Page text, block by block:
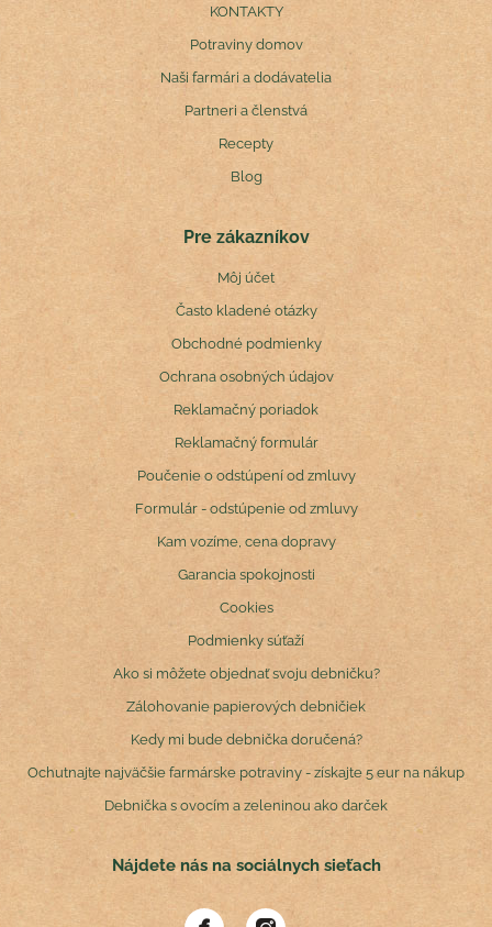
KONTAKTY
Potraviny domov
Naši farmári a dodávatelia
Partneri a členstvá
Recepty
Blog
Pre zákazníkov
Môj účet
Často kladené otázky
Obchodné podmienky
Ochrana osobných údajov
Reklamačný poriadok
Reklamačný formulár
Poučenie o odstúpení od zmluvy
Formulár - odstúpenie od zmluvy
Kam vozíme, cena dopravy
Garancia spokojnosti
Cookies
Podmienky súťaží
Ako si môžete objednať svoju debničku?
Zálohovanie papierových debničiek
Kedy mi bude debnička doručená?
Ochutnajte najväčšie farmárske potraviny - získajte 5 eur na nákup
Debnička s ovocím a zeleninou ako darček
Nájdete nás na sociálnych sieťach